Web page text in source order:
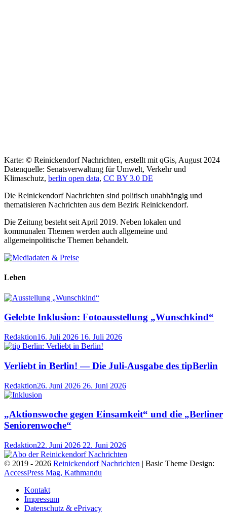
Karte: © Reinickendorf Nachrichten, erstellt mit qGis, August 2024
Datenquelle: Senatsverwaltung für Umwelt, Verkehr und
Klimaschutz, berlin open data, CC BY 3.0 DE
Die Reinickendorf Nachrichten sind politisch unabhängig und
thematisieren Nachrichten aus dem Bezirk Reinickendorf.
Die Zeitung besteht seit April 2019. Neben lokalen und
kommunalen Themen werden auch allgemeine und
allgemeinpolitische Themen behandelt.
Leben
Gelebte Inklusion: Fotoausstellung „Wunschkind“
Redaktion16. Juli 2026 16. Juli 2026
Verliebt in Berlin! — Die Juli-Ausgabe des tipBerlin
Redaktion26. Juni 2026 26. Juni 2026
„Aktionswoche gegen Einsamkeit“ und die „Berliner
Seniorenwoche“
Redaktion22. Juni 2026 22. Juni 2026
© 2019 - 2026 Reinickendorf Nachrichten | Basic Theme Design:
AccessPress Mag, Kathmandu
Kontakt
Impressum
Datenschutz & ePrivacy